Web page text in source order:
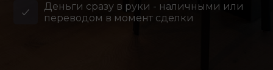
Деньги сразу в руки - наличными или
переводом в момент сделки